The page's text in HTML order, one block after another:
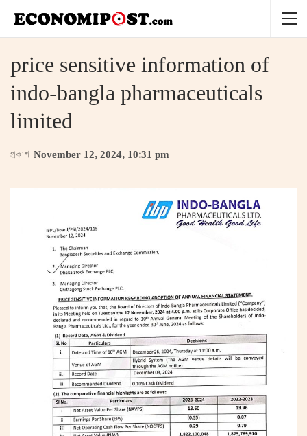
price sensitive information of
indo-bangla pharmaceuticals
limited
প্রকাশ November 12, 2024, 10:31 pm